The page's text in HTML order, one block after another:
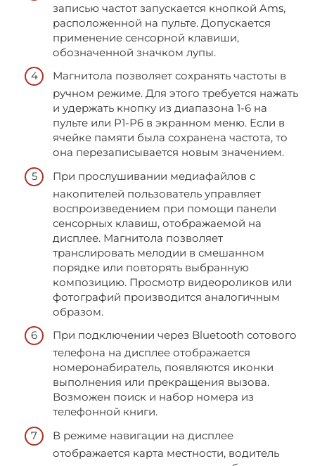
записью частот запускается кнопкой Ams,
расположенной на пульте. Допускается
применение сенсорной клавиши,
обозначенной значком лупы.
Магнитола позволяет сохранять частоты в
ручном режиме. Для этого требуется нажать
и удержать кнопку из диапазона 1-6 на
пульте или Р1-Р6 в экранном меню. Если в
ячейке памяти была сохранена частота, то
она перезаписывается новым значением.
При прослушивании медиафайлов с
накопителей пользователь управляет
воспроизведением при помощи панели
сенсорных клавиш, отображаемой на
дисплее. Магнитола позволяет
транслировать мелодии в смешанном
порядке или повторять выбранную
композицию. Просмотр видеороликов или
фотографий производится аналогичным
образом.
При подключении через Bluetooth сотового
телефона на дисплее отображается
номеронабиратель, появляются иконки
выполнения или прекращения вызова.
Возможен поиск и набор номера из
телефонной книги.
В режиме навигации на дисплее
отображается карта местности, водитель